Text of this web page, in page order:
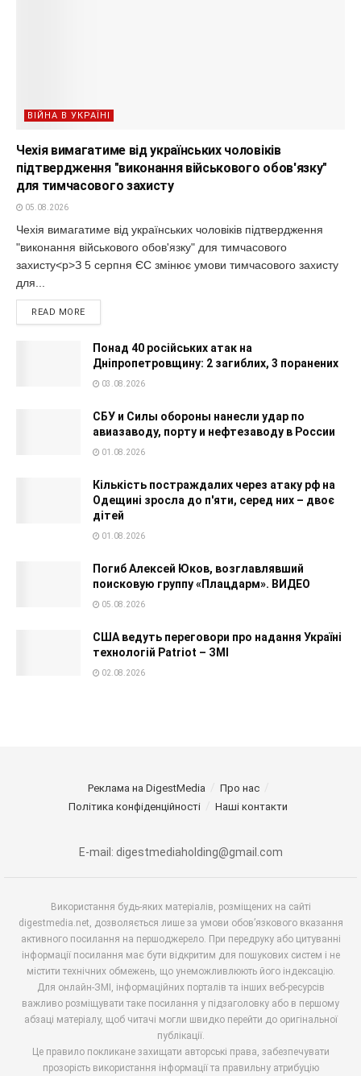
ВІЙНА В УКРАЇНІ
Чехія вимагатиме від українських чоловіків
підтвердження "виконання військового обов'язку"
для тимчасового захисту
05.08.2026
Чехія вимагатиме від українських чоловіків підтвердження
"виконання військового обов'язку" для тимчасового
захисту<p>З 5 серпня ЄС змінює умови тимчасового захисту
для...
READ MORE
Понад 40 російських атак на
Дніпропетровщину: 2 загиблих, 3 поранених
03.08.2026
СБУ и Силы обороны нанесли удар по
авиазаводу, порту и нефтезаводу в России
01.08.2026
Кількість постраждалих через атаку рф на
Одещині зросла до п'яти, серед них – двоє
дітей
01.08.2026
Погиб Алексей Юков, возглавлявший
поисковую группу «Плацдарм». ВИДЕО
05.08.2026
США ведуть переговори про надання Україні
технологій Patriot – ЗМІ
02.08.2026
Реклама на DigestMedia
Про нас
Політика конфіденційності
Наші контакти
E-mail: digestmediaholding@gmail.com
Використання будь-яких матеріалів, розміщених на сайті
digestmedia.net, дозволяється лише за умови обов’язкового вказання
активного посилання на першоджерело. При передруку або цитуванні
інформації посилання має бути відкритим для пошукових систем і не
містити технічних обмежень, що унеможливлюють його індексацію.
Для онлайн-ЗМІ, інформаційних порталів та інших веб-ресурсів
важливо розміщувати таке посилання у підзаголовку або в першому
абзаці матеріалу, щоб читачі могли швидко перейти до оригінальної
публікації.
Це правило покликане захищати авторські права, забезпечувати
прозорість використання інформації та правильну атрибуцію